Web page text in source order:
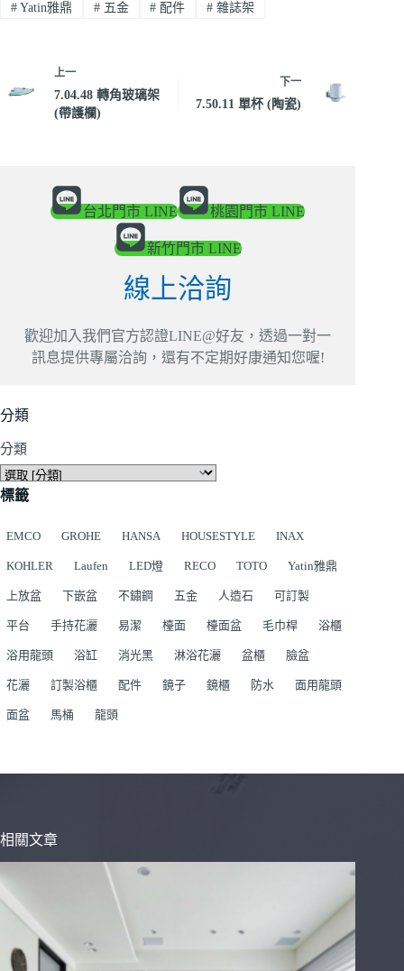
#Yatin雅鼎 #五金 # 配件 # 雜誌架
上一
7.04.48 轉角玻璃架
(帶護欄)
下一
7.50.11 單杯 (陶瓷)
台北門市 LINE 桃園門市 LINE
新竹門市 LINE
線上洽詢
歡迎加入我們官方認證LINE@好友，透過一對一
訊息提供專屬洽詢，還有不定期好康通知您喔!
分類
分類
標籤
EMCO GROHE HANSA HOUSESTYLE INAX
KOHLER Laufen LED燈 RECO TOTO Yatin雅鼎
上放盆 下嵌盆 不鏽鋼 五金 人造石 可訂製
平台 手持花灑 易潔 檯面 檯面盆 毛巾桿 浴櫃
浴用龍頭 浴缸 消光黑 淋浴花灑 盆櫃 臉盆
花灑 訂製浴櫃 配件 鏡子 鏡櫃 防水 面用龍頭
面盆 馬桶 龍頭
相關文章